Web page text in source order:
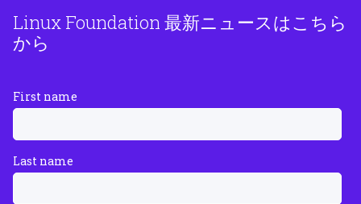
Linux Foundation 最新ニュースはこちら
から
First name
Last name